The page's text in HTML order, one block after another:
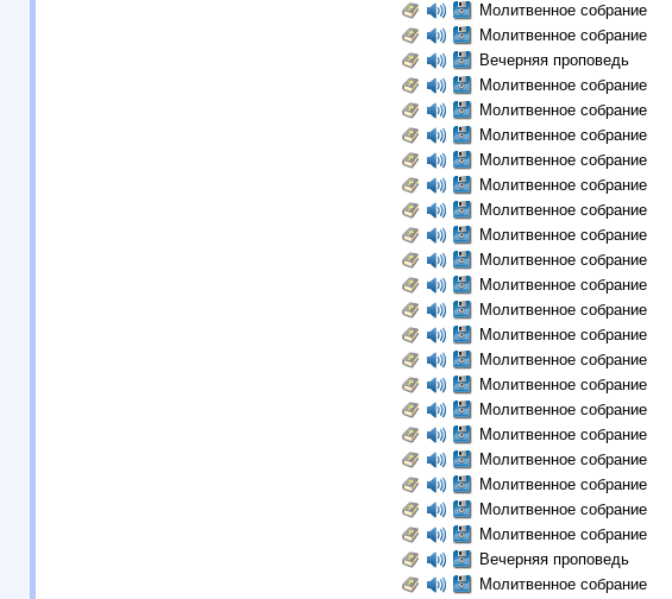
Молитвенное собрание
Молитвенное собрание
Вечерняя проповедь
Молитвенное собрание
Молитвенное собрание
Молитвенное собрание
Молитвенное собрание
Молитвенное собрание
Молитвенное собрание
Молитвенное собрание
Молитвенное собрание
Молитвенное собрание
Молитвенное собрание
Молитвенное собрание
Молитвенное собрание
Молитвенное собрание
Молитвенное собрание
Молитвенное собрание
Молитвенное собрание
Молитвенное собрание
Молитвенное собрание
Молитвенное собрание
Вечерняя проповедь
Молитвенное собрание